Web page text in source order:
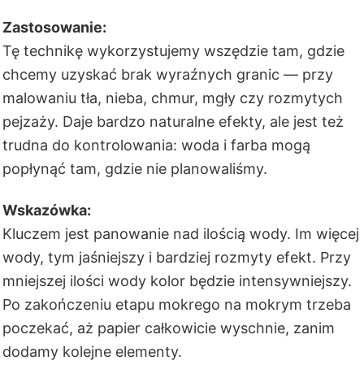
Zastosowanie:
Tę technikę wykorzystujemy wszędzie tam, gdzie
chcemy uzyskać brak wyraźnych granic — przy
malowaniu tła, nieba, chmur, mgły czy rozmytych
pejzaży. Daje bardzo naturalne efekty, ale jest też
trudna do kontrolowania: woda i farba mogą
popłynąć tam, gdzie nie planowaliśmy.
Wskazówka:
Kluczem jest panowanie nad ilością wody. Im więcej
wody, tym jaśniejszy i bardziej rozmyty efekt. Przy
mniejszej ilości wody kolor będzie intensywniejszy.
Po zakończeniu etapu mokrego na mokrym trzeba
poczekać, aż papier całkowicie wyschnie, zanim
dodamy kolejne elementy.